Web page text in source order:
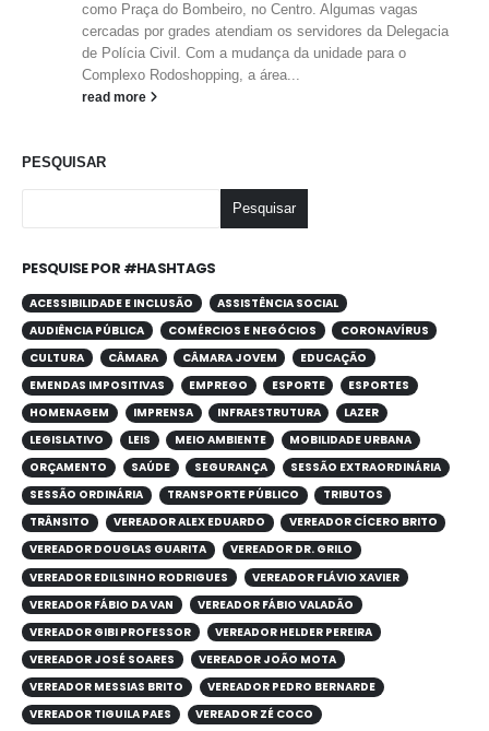
como Praça do Bombeiro, no Centro. Algumas vagas
cercadas por grades atendiam os servidores da Delegacia
de Polícia Civil. Com a mudança da unidade para o
Complexo Rodoshopping, a área...
read more
PESQUISAR
Pesquisar
PESQUISE POR #HASHTAGS
ACESSIBILIDADE E INCLUSÃO
ASSISTÊNCIA SOCIAL
AUDIÊNCIA PÚBLICA
COMÉRCIOS E NEGÓCIOS
CORONAVÍRUS
CULTURA
CÂMARA CÂMARA JOVEM
EDUCAÇÃO
EMENDAS IMPOSITIVAS
EMPREGO ESPORTE
ESPORTES
HOMENAGEM
IMPRENSA INFRAESTRUTURA
LAZER
LEGISLATIVO
LEIS MEIO AMBIENTE
MOBILIDADE URBANA
ORÇAMENTO
SAÚDE SEGURANÇA
SESSÃO EXTRAORDINÁRIA
SESSÃO ORDINÁRIA
TRANSPORTE PÚBLICO
TRIBUTOS
TRÂNSITO
VEREADOR ALEX EDUARDO
VEREADOR CÍCERO BRITO
VEREADOR DOUGLAS GUARITA
VEREADOR DR. GRILO
VEREADOR EDILSINHO RODRIGUES
VEREADOR FLÁVIO XAVIER
VEREADOR FÁBIO DA VAN
VEREADOR FÁBIO VALADÃO
VEREADOR GIBI PROFESSOR
VEREADOR HELDER PEREIRA
VEREADOR JOSÉ SOARES
VEREADOR JOÃO MOTA
VEREADOR MESSIAS BRITO
VEREADOR PEDRO BERNARDE
VEREADOR TIGUILA PAES
VEREADOR ZÉ COCO